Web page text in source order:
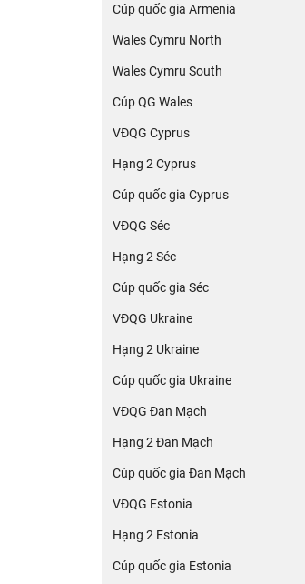
Cúp quốc gia Armenia
Wales Cymru North
Wales Cymru South
Cúp QG Wales
VĐQG Cyprus
Hạng 2 Cyprus
Cúp quốc gia Cyprus
VĐQG Séc
Hạng 2 Séc
Cúp quốc gia Séc
VĐQG Ukraine
Hạng 2 Ukraine
Cúp quốc gia Ukraine
VĐQG Đan Mạch
Hạng 2 Đan Mạch
Cúp quốc gia Đan Mạch
VĐQG Estonia
Hạng 2 Estonia
Cúp quốc gia Estonia